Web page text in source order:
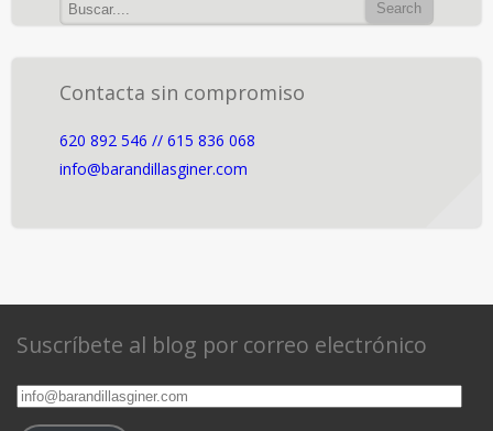
Contacta sin compromiso
620 892 546 // 615 836 068
info@barandillasginer.com
Suscríbete al blog por correo electrónico
info@barandillasginer.com